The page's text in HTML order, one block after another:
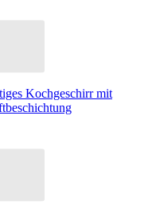
Kochgeschirr mit